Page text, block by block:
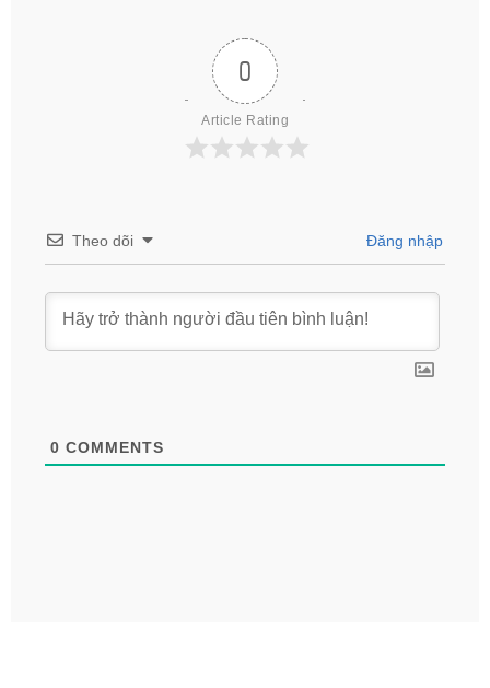
0
Article Rating
Theo dõi Đăng nhập
0 COMMENTS